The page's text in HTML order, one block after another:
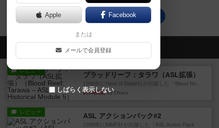
ウェザーリポートのトップに戻る
会員の新しい投稿
レビュー
ブラッドリーフ：タラワ（ASL拡張）
1996年にHeat of Battle社が出版した『Blood Re...
約1時間前by Chaco
レビュー ASL アクションパック#2
1999年にMMP社が出版した『ASL Action Pack
Apple Facebook
または
メールで会員登録
しばらく表示しない